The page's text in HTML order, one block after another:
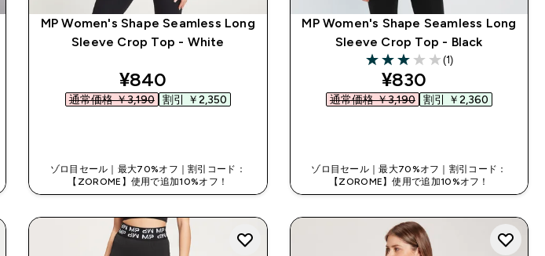
MP Women's Shape Seamless Long
Sleeve Crop Top - White
discounted price
¥840‎
通常価格 ￥3,190‎ 割引 ￥2,350‎
ゾロ目セール｜最大70%オフ｜割引コード：
【ZOROME】使用で追加10%オフ！
MP Women's Shape Seamless Long
Sleeve Crop Top - Black
3 out of 5 stars
(1)
discounted price
¥830‎
通常価格 ￥3,190‎ 割引 ￥2,360‎
ゾロ目セール｜最大70%オフ｜割引コード：
【ZOROME】使用で追加10%オフ！